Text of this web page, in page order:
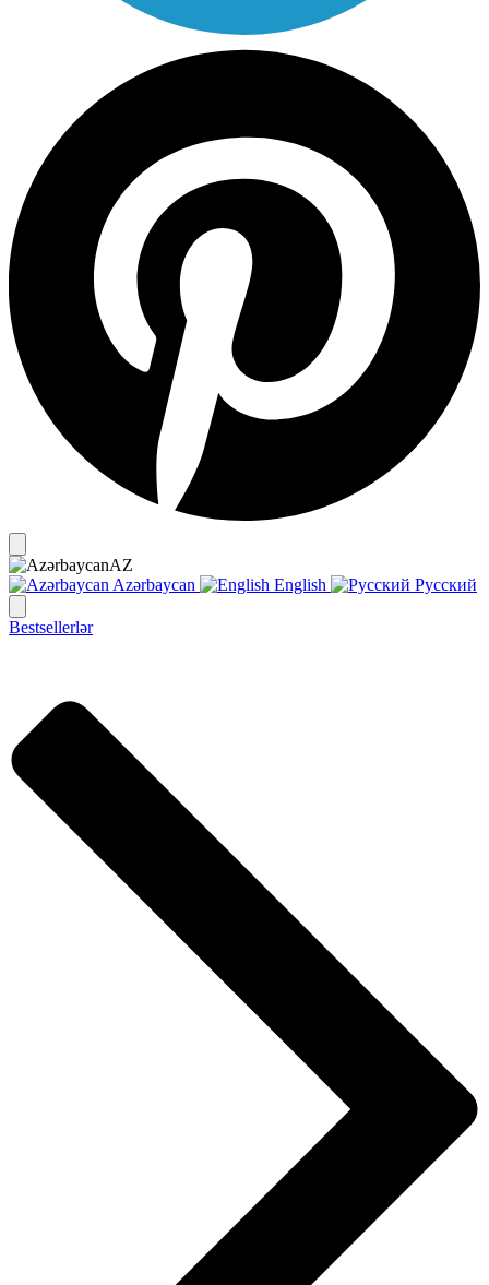
AZ
Azərbaycan
English Русский
Bestsellerlər